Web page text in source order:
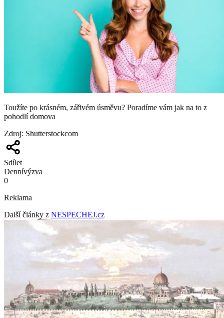
Toužíte po krásném, zářivém úsměvu? Poradíme vám jak na to z
pohodlí domova
Zdroj: Shutterstockcom
Sdílet
Dennívýzva
0
Reklama
Další články z NESPECHEJ.cz